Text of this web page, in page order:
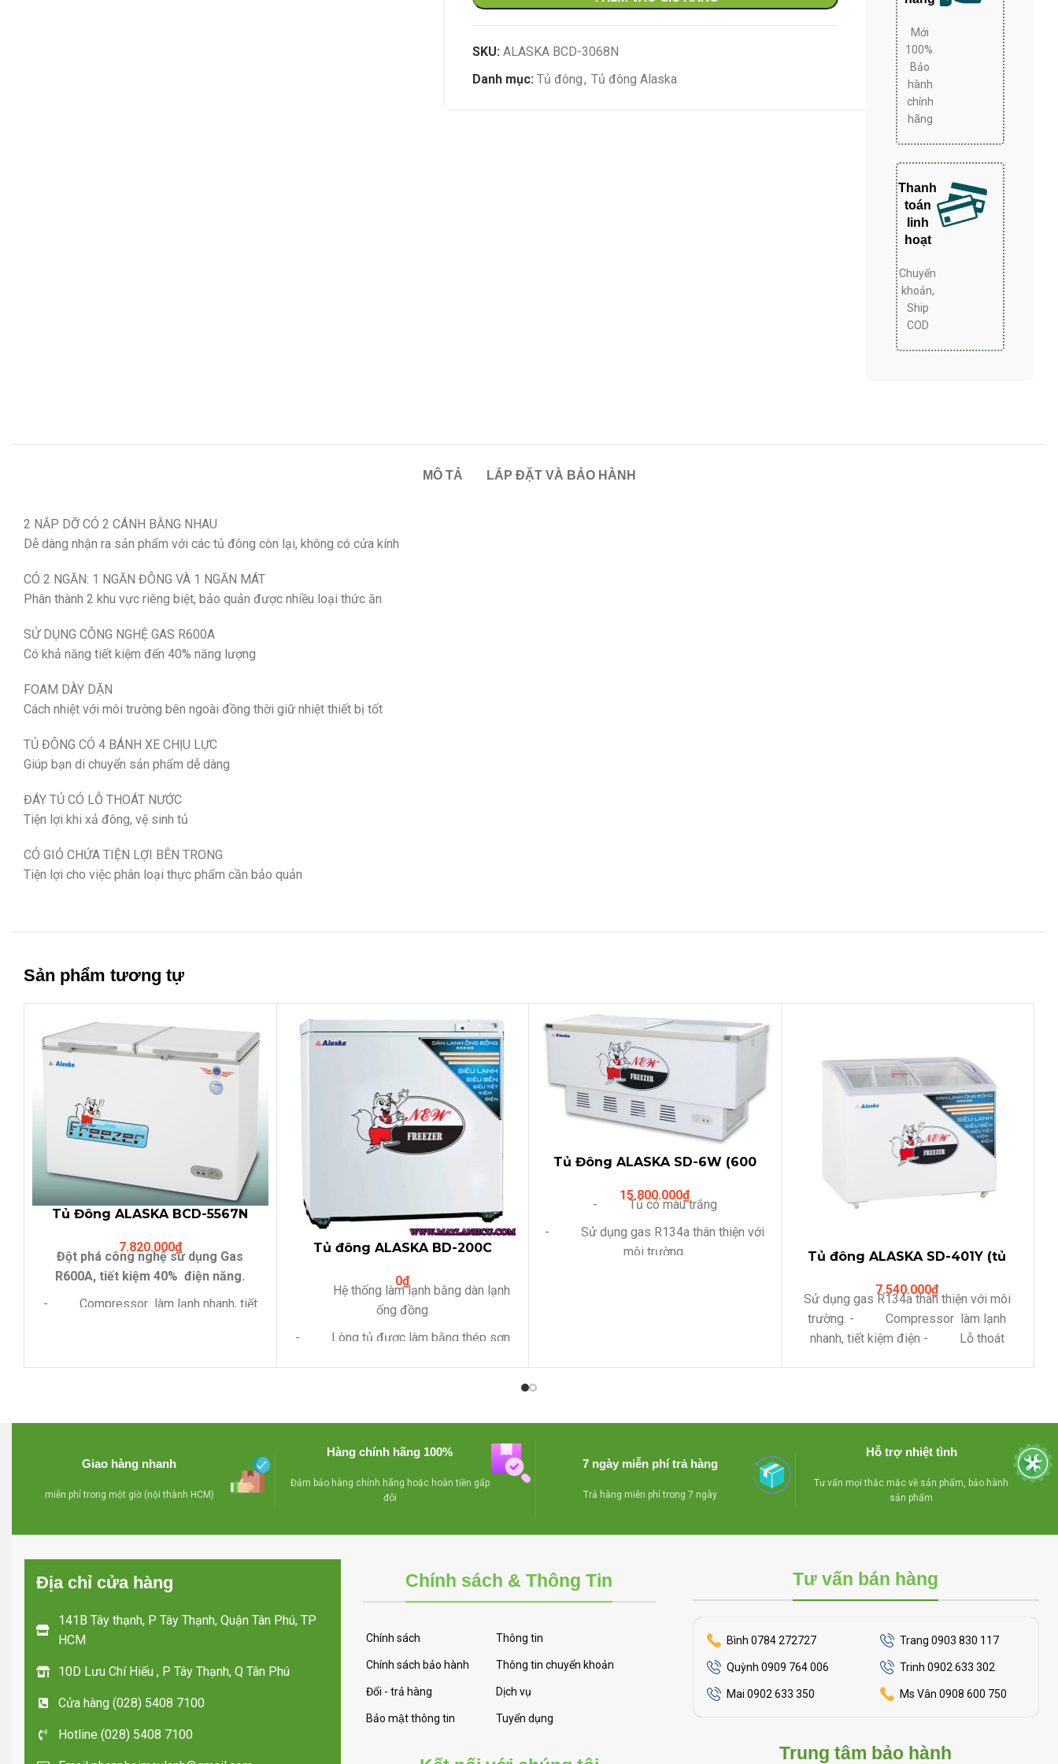
hoạt động rất êm ái và bền bỉ, tuổi thọ cao. – Đèn
chiếu sáng dọc bên hông tủ. – Sử dụng công nghệ đèn
led tiết kiệm điện. – Sử dụng gas R600a thân thiện với
SKU: ALASKA BCD-3068N
Danh mục: Tủ đông, Tủ đông Alaska
Mới
100%.
Bảo
hành
chính
hãng
Thanh
toán
linh
hoạt
Chuyển
khoản,
Ship
COD
MÔ TẢ LẮP ĐẶT VÀ BẢO HÀNH
2 NẮP DỠ CÓ 2 CÁNH BẰNG NHAU
Dễ dàng nhận ra sản phẩm với các tủ đông còn lại, không có cửa kính
CÓ 2 NGĂN: 1 NGĂN ĐÔNG VÀ 1 NGĂN MÁT
Phân thành 2 khu vực riêng biệt, bảo quản được nhiều loại thức ăn
SỬ DỤNG CÔNG NGHỆ GAS R600A
Có khả năng tiết kiệm đến 40% năng lượng
FOAM DÀY DẶN
Cách nhiệt với môi trường bên ngoài đồng thời giữ nhiệt thiết bị tốt
TỦ ĐÔNG CÓ 4 BÁNH XE CHỊU LỰC
Giúp bạn di chuyển sản phẩm dễ dàng
ĐÁY TỦ CÓ LỖ THOÁT NƯỚC
Tiện lợi khi xả đông, vệ sinh tủ
CÓ GIỎ CHỨA TIỆN LỢI BÊN TRONG
Tiện lợi cho việc phân loại thực phẩm cần bảo quản
Sản phẩm tương tự
Tủ Đông ALASKA BCD-5567N
7.820.000₫
Đột phá công nghệ sử dụng Gas
R600A, tiết kiệm 40% điện năng.
- Compressor làm lạnh nhanh, tiết
- Khóa an toàn
chuyển mọi hướng
- Miễn phí giao hàng tận nơi
Tủ đông ALASKA BD-200C
0₫
Hệ thống làm lạnh bằng dàn lạnh
ống đồng
- Lòng tủ được làm bằng thép sơn
kiệm điện
- Lỗ thoát nước dể dàng vệ sinh
- Bánh xe chịu lực dể dàng di
chuyển mọi hướng
Miễn phí giao hàng tận nơi trong TP
Tủ Đông ALASKA SD-6W (600
15.800.000₫
- Tủ có màu trắng
- Sử dụng gas R134a thân thiện với
môi trường.
- Lòng tủ được làm bằng chất liệu
nhôm
Tủ đông ALASKA SD-401Y (tủ
7.540.000₫
Sử dụng gas R134a thân thiện với môi
trường. - Compressor làm lạnh
nhanh, tiết kiệm điện - Lỗ thoát
làm bằng chất liệu nhôm - Miễn
phí lắp đặt vận chuyển tại TP HCM
-
Giao hàng nhanh
miễn phí trong một giờ (nội thành HCM)
Hàng chính hãng 100%
Đảm bảo hàng chính hãng hoặc hoàn tiền gấp
đôi
7 ngày miễn phí trả hàng
Trả hàng miễn phí trong 7 ngày
Hỗ trợ nhiệt tình
Tư vấn mọi thắc mắc về sản phẩm, bảo hành
sản phẩm
Địa chỉ cửa hàng
141B Tây thạnh, P Tây Thạnh, Quận Tân Phú, TP
HCM
10D Lưu Chí Hiếu , P Tây Thạnh, Q Tân Phú
Cửa hàng (028) 5408 7100
Hotline (028) 5408 7100
Chính sách & Thông Tin
Chính sách
Chính sách bảo hành
Đổi - trả hàng
Bảo mật thông tin
Thông tin
Thông tin chuyển khoản
Dịch vụ
Tuyển dụng
Tư vấn bán hàng
Bình 0784 272727
Quỳnh 0909 764 006
Mai 0902 633 350
Trang 0903 830 117
Trinh 0902 633 302
Ms Vân 0908 600 750
Trung tâm bảo hành